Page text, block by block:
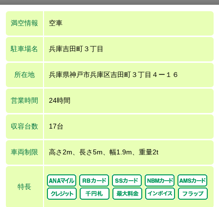
満空情報 空車
駐車場名 兵庫吉田町３丁目
所在地 兵庫県神戸市兵庫区吉田町３丁目４ー１６
営業時間 24時間
収容台数 17台
車両制限 高さ2m、長さ5m、幅1.9m、重量2t
特長